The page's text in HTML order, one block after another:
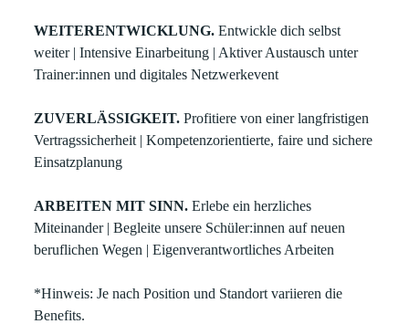
WEITERENTWICKLUNG. Entwickle dich selbst
weiter | Intensive Einarbeitung | Aktiver Austausch unter
Trainer:innen und digitales Netzwerkevent
ZUVERLÄSSIGKEIT. Profitiere von einer langfristigen
Vertragssicherheit | Kompetenzorientierte, faire und sichere
Einsatzplanung
ARBEITEN MIT SINN. Erlebe ein herzliches
Miteinander | Begleite unsere Schüler:innen auf neuen
beruflichen Wegen | Eigenverantwortliches Arbeiten
*Hinweis: Je nach Position und Standort variieren die
Benefits.